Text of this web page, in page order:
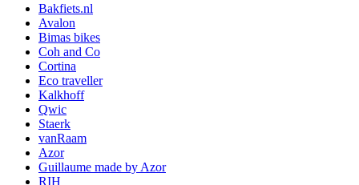
Bakfiets.nl
Avalon
Bimas bikes
Coh and Co
Cortina
Eco traveller
Kalkhoff
Qwic
Staerk
vanRaam
Azor
Guillaume made by Azor
RIH